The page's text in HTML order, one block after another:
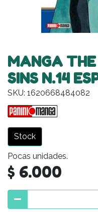
MANGA
SINS N.14
SKU: 1620668484082
Stock
Pocas unidades.
$ 6.000